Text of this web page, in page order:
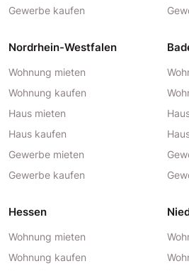
Gewerbe kaufen
Nordrhein-Westfalen
Wohnung mieten
Wohnung kaufen
Haus mieten
Haus kaufen
Gewerbe mieten
Gewerbe kaufen
Hessen
Wohnung mieten
Wohnung kaufen